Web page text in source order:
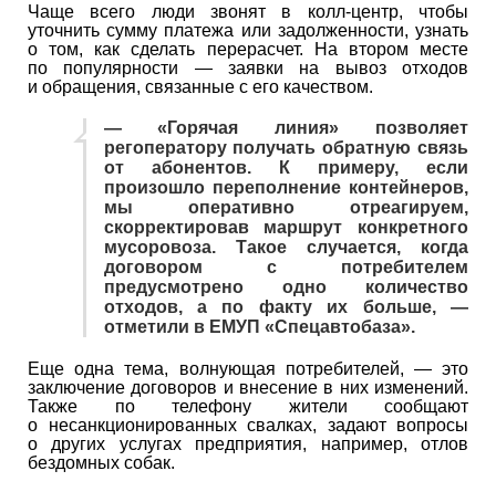
Чаще всего люди звонят в колл-центр, чтобы
уточнить сумму платежа или задолженности, узнать
о том, как сделать перерасчет. На втором месте
по популярности — заявки на вывоз отходов
и обращения, связанные с его качеством.
— «Горячая линия» позволяет
регоператору получать обратную связь
от абонентов. К примеру, если
произошло переполнение контейнеров,
мы оперативно отреагируем,
скорректировав маршрут конкретного
мусоровоза. Такое случается, когда
договором с потребителем
предусмотрено одно количество
отходов, а по факту их больше, —
отметили в ЕМУП «Спецавтобаза».
Еще одна тема, волнующая потребителей, — это
заключение договоров и внесение в них изменений.
Также по телефону жители сообщают
о несанкционированных свалках, задают вопросы
о других услугах предприятия, например, отлов
бездомных собак.